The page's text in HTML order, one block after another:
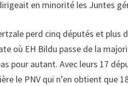
en minorité les Juntes
perd cinq députés et plus
où EH Bildu passe de la
pour autant. Avec leurs 17
le PNV qui n’en obtient que